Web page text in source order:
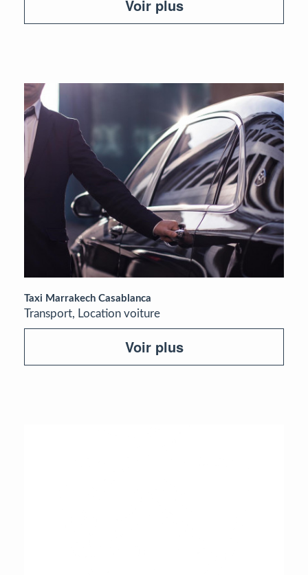
Voir plus
Taxi Marrakech Casablanca
Transport, Location voiture
Voir plus